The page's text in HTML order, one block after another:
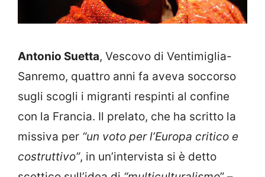
Antonio Suetta, Vescovo di Ventimiglia-
Sanremo, quattro anni fa aveva soccorso
sugli scogli i migranti respinti al confine
con la Francia. Il prelato, che ha scritto la
missiva per “un voto per l’Europa critico e
costruttivo”, in un’intervista si è detto